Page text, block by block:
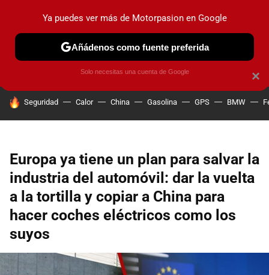
PRUEBAS COCHES ELÉCTRICOS OBSERVATORIO
HOY SE HABLA DE
Seguridad Calor China Gasolina GPS BMW
Europa ya tiene un plan para salvar la
industria del automóvil: dar la vuelta
a la tortilla y copiar a China para
hacer coches eléctricos como los
suyos
×
Ya puedes ver más de Motorpasion en Google
Añádenos como fuente preferida
Solo necesitas una cuenta de Google